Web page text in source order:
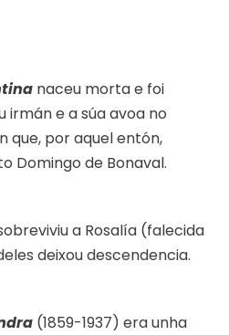
naceu morta e foi
e a súa avoa no
que, por aquel entón,
Domingo de Bonaval.
a Rosalía (falecida
deixou descendencia.
(1859-1937) era unha